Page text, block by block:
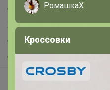
Самое выгодное
Хиты продаж
Самое желанное
Самое быстрое
Начать зарабатывать с 24-ok
РомашкаХ
Кроссовки